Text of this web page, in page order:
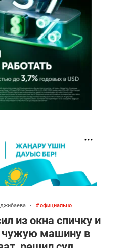
• официально
из окна спичку и
чужую машину в